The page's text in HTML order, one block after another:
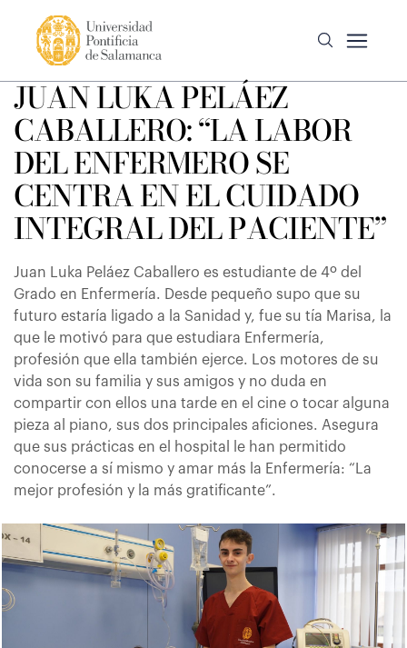
JUAN LUKA PELÁEZ
CABALLERO: “LA LABOR
DEL ENFERMERO SE
CENTRA EN EL CUIDADO
INTEGRAL DEL PACIENTE”
Juan Luka Peláez Caballero es estudiante de 4º del
Grado en Enfermería. Desde pequeño supo que su
futuro estaría ligado a la Sanidad y, fue su tía Marisa, la
que le motivó para que estudiara Enfermería,
profesión que ella también ejerce. Los motores de su
vida son su familia y sus amigos y no duda en
compartir con ellos una tarde en el cine o tocar alguna
pieza al piano, sus dos principales aficiones. Asegura
que sus prácticas en el hospital le han permitido
conocerse a sí mismo y amar más la Enfermería: “La
mejor profesión y la más gratificante”.